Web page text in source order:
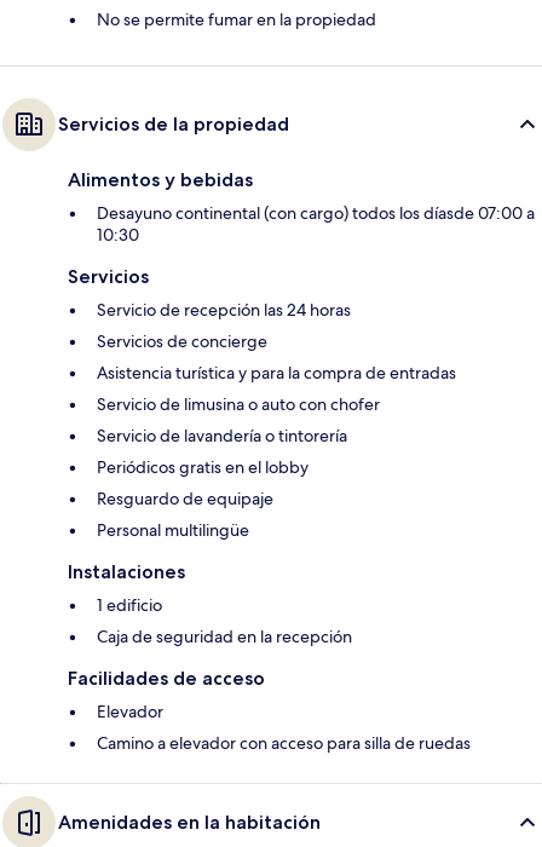
No se permite fumar en la propiedad
Servicios de la propiedad
Alimentos y bebidas
Desayuno continental (con cargo) todos los díasde 07:00 a
10:30
Servicios
Servicio de recepción las 24 horas
Servicios de concierge
Asistencia turística y para la compra de entradas
Servicio de limusina o auto con chofer
Servicio de lavandería o tintorería
Periódicos gratis en el lobby
Resguardo de equipaje
Personal multilingüe
Instalaciones
1 edificio
Caja de seguridad en la recepción
Facilidades de acceso
Elevador
Camino a elevador con acceso para silla de ruedas
Amenidades en la habitación